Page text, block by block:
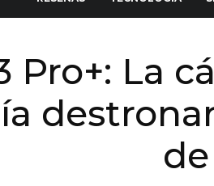
Pro+: La